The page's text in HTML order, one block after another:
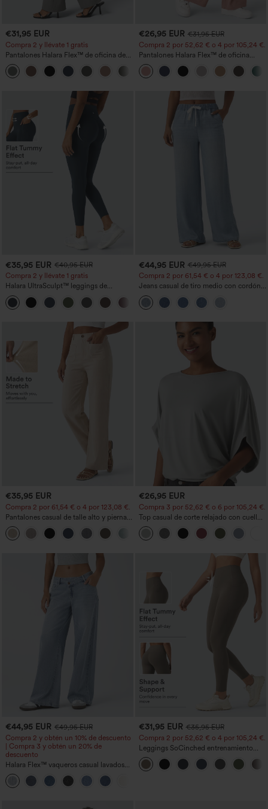
€31,95 EUR
Compra 2 y llévate 1 gratis
Pantalones Halara Flex™ de oficina de
tiro alto ligeramente acampanados con
bolsillos
+13
€26,95 EUR €31,95 EUR
Compra 2 por 52,62 € o 4 por 105,24 €.
Pantalones Halara Flex™ de oficina
anchos plisados de tiro alto con bolsillos
en tela tipo gofre
€35,95 EUR €40,95 EUR
Compra 2 y llévate 1 gratis
Halara UltraSculpt™ leggings de
entrenamiento moldeadores de talle alto
con fruncido trasero que realza los
glúteos, control de abdomen y bolsillos
+11
€44,95 EUR €49,95 EUR
Compra 2 por 61,54 € o 4 por 123,08 €.
Jeans casual de tiro medio con cordón y
bolsillos
€35,95 EUR
Compra 2 por 61,54 € o 4 por 123,08 €.
Pantalones casual de talle alto y pierna
recta con tacto de lino y bolsillos
+5
€26,95 EUR
Compra 3 por 52,62 € o 6 por 105,24 €.
Top casual de corte relajado con cuello
redondo y mangas murciélago.
€44,95 EUR €49,95 EUR
Compra 2 y obtén un 10% de descuento
| Compra 3 y obtén un 20% de
descuento
Halara Flex™ vaqueros casual lavados
asimétricos de tiro bajo con bolsillos
con cremallera, corte baggy y pierna
ancha
€31,95 EUR €35,95 EUR
Compra 2 por 52,62 € o 4 por 105,24 €.
Leggings SoCinched entrenamiento
moldeador abdomen bolsillo lateral tiro
alto